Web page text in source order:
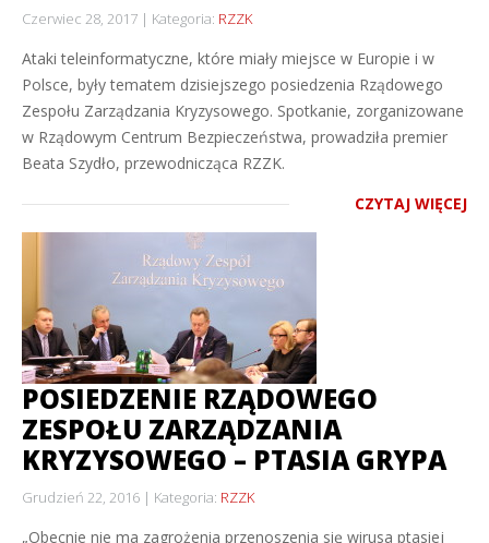
Czerwiec 28, 2017 Kategoria: RZZK
Ataki teleinformatyczne, które miały miejsce w Europie i w
Polsce, były tematem dzisiejszego posiedzenia Rządowego
Zespołu Zarządzania Kryzysowego. Spotkanie, zorganizowane
w Rządowym Centrum Bezpieczeństwa, prowadziła premier
Beata Szydło, przewodnicząca RZZK.
CZYTAJ WIĘCEJ
POSIEDZENIE RZĄDOWEGO
ZESPOŁU ZARZĄDZANIA
KRYZYSOWEGO – PTASIA GRYPA
Grudzień 22, 2016 Kategoria: RZZK
„Obecnie nie ma zagrożenia przenoszenia się wirusa ptasiej